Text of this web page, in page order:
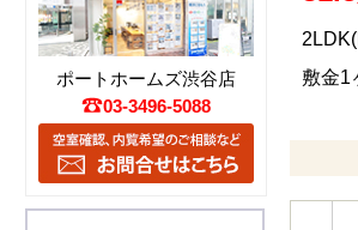
敷金1
ポートホームズ渋谷店
03-3496-5088